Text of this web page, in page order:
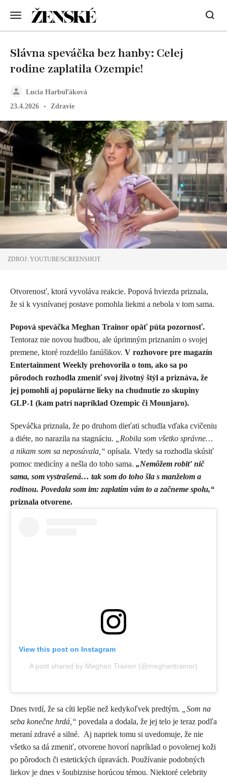
Lucia Harbuľáková
23.4.2026
Zdravie
Slávna speváčka bez hanby: Celej
rodine zaplatila Ozempic!
ZDROJ: YOUTUBE/SCREENSHOT
Otvorenosť, ktorá vyvoláva reakcie. Popová hviezda priznala,
že si k vysnívanej postave pomohla liekmi a nebola v tom sama.
Popová speváčka Meghan Trainor opäť púta pozornosť.
Tentoraz nie novou hudbou, ale úprimným priznaním o svojej
premene, ktoré rozdelilo fanúšikov. V rozhovore pre magazín
Entertainment Weekly prehovorila o tom, ako sa po
pôrodoch rozhodla zmeniť svoj životný štýl a priznáva, že
jej pomohli aj populárne lieky na chudnutie zo skupiny
GLP-1 (kam patrí napríklad Ozempic či Mounjaro).
Speváčka priznala, že po druhom dieťati schudla vďaka cvičeniu
a diéte, no narazila na stagnáciu.
„Robila som všetko správne…
a nikam som sa neposúvala,“ opísala. Vtedy sa rozhodla skúsiť
pomoc medicíny a nešla do toho sama. „Nemôžem robiť nič
sama, som vystrašená… tak som do toho šla s manželom a
rodinou. Povedala som im: zaplatím vám to a začneme spolu,“
priznala otvorene.
View this post on Instagram
A post shared by Meghan Trainor (@meghantrainor)
Dnes tvrdí, že sa cíti lepšie než kedykoľvek predtým.
„Som na
seba konečne hrdá,“ povedala a dodala, že jej telo je teraz podľa
meraní zdravé a silné. Aj napriek tomu si uvedomuje, že nie
všetko sa dá zmeniť, otvorene hovorí napríklad o povolenej koži
po pôrodoch či estetických úpravách. Používanie podobných
liekov je dnes v šoubiznise horúcou témou. Niektoré celebrity